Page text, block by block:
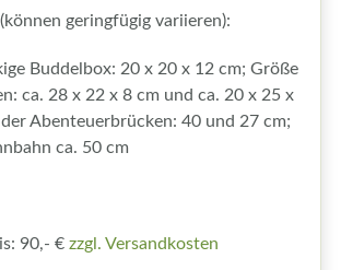
geringfügig variieren):
Buddelbox: 20 x 20 x 12 cm; Größe
ca. 28 x 22 x 8 cm und ca. 20 x 25 x
Abenteuerbrücken: 40 und 27 cm;
ca. 50 cm
90,- € zzgl. Versandkosten